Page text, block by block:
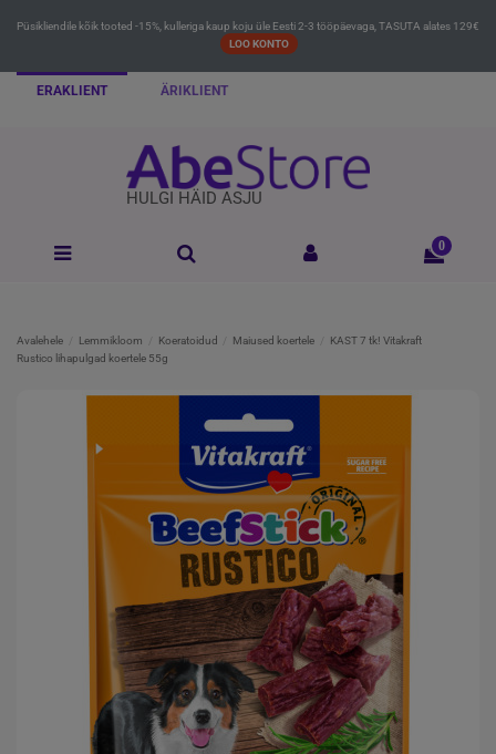
Püsikliendile kõik tooted -15%, kulleriga kaup koju üle Eesti 2-3 tööpäevaga, TASUTA alates 129€
LOO KONTO
ERAKLIENT ÄRIKLIENT
HULGI HÄID ASJU
0
Avalehele Lemmikloom Koeratoidud Maiused koertele
KAST 7 tk! Vitakraft
Rustico lihapulgad koertele 55g